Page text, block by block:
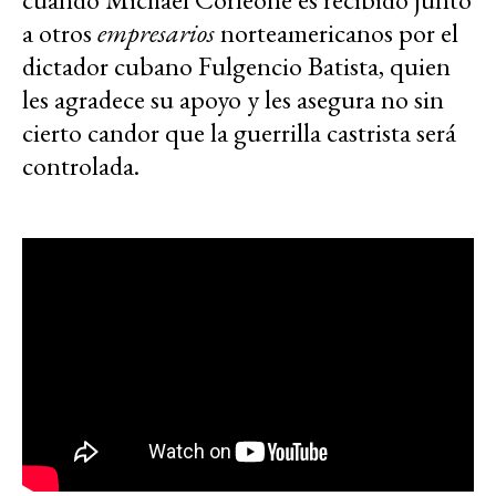
a otrosempresariosnorteamericanos por el
dictador cubano Fulgencio Batista, quien
les agradece su apoyo y les asegura no sin
cierto candor que la guerrilla castrista será
controlada.